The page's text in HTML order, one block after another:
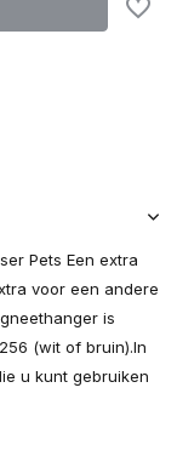
Pets Een extra
voor een andere
is
(wit of bruin).In
u kunt gebruiken